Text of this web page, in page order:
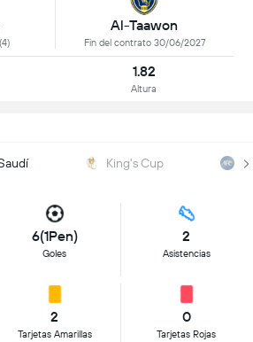
Al-Taawon
Fin del contrato 30/06/2027
1.82
Altura
King's Cup
6(1Pen)
Goles
2
Asistencias
2
Tarjetas Amarillas
0
Tarjetas Rojas